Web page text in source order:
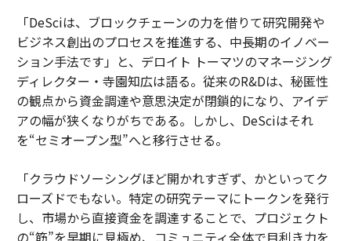
「DeSciは、ブロックチェーンの力を借りて研究開発や
ビジネス創出のプロセスを推進する、中長期のイノベー
ション手法です」と、デロイト トーマツのマネージング
ディレクター・寺園知広は語る。従来のR&Dは、秘匿性
の観点から資金調達や意思決定が閉鎖的になり、アイデ
アの幅が狭くなりがちである。しかし、DeSciはそれ
を“セミオープン型”へと移行させる。
「クラウドソーシングほど開かれすぎず、かといってク
ローズドでもない。特定の研究テーマにトークンを発行
し、市場から直接資金を調達することで、プロジェクト
の“筋”を早期に見極め、コミュニティ全体で目利き力を